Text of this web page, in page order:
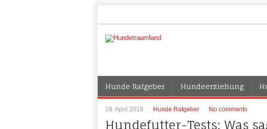
Hunde Ratgeber Hundeerziehung
28. April 2016 Hunde Ratgeber No comments
Hundefutter-Tests: Was